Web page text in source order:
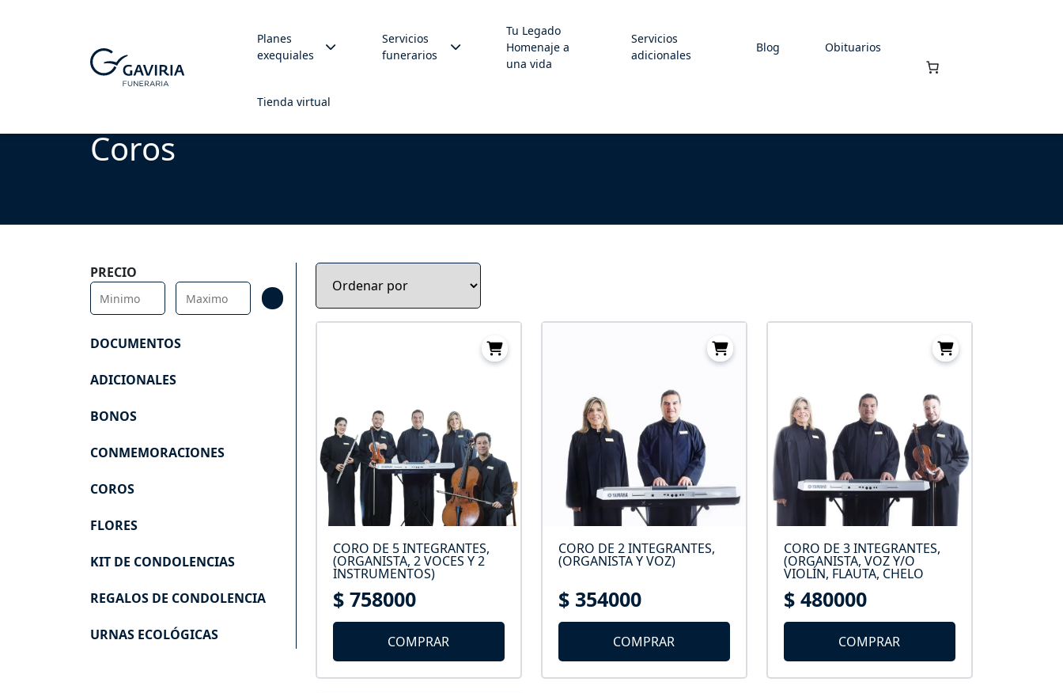
Planes
exequiales
Servicios
funerarios
Tu Legado
Homenaje a
una vida
Servicios
adicionales
Blog Obituarios
Tienda virtual
Coros
CORO DE 5 INTEGRANTES,
(ORGANISTA, 2 VOCES Y 2
INSTRUMENTOS)
$ 758000
COMPRAR
CORO DE 2 INTEGRANTES,
(ORGANISTA Y VOZ)
$ 354000
COMPRAR
CORO DE 3 INTEGRANTES,
(ORGANISTA, VOZ Y/O
VIOLÍN, FLAUTA, CHELO
$ 480000
COMPRAR
PRECIO
DOCUMENTOS
ADICIONALES
BONOS
CONMEMORACIONES
COROS
FLORES
KIT DE CONDOLENCIAS
REGALOS DE CONDOLENCIA
URNAS ECOLÓGICAS